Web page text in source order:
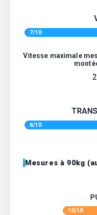
7/10
Vitesse maximale
6/10
Mesures à 90kg
10/10